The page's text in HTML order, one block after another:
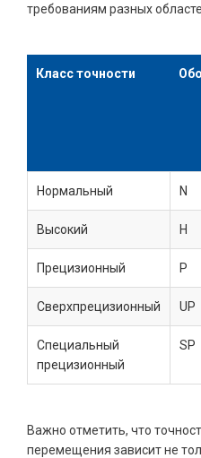
требованиям разных
Класс точности
Нормальный N
Высокий H
Прецизионный P
Сверхпрецизионный UP
Специальный
прецизионный
SP
Важно отметить, что
перемещения зависит не